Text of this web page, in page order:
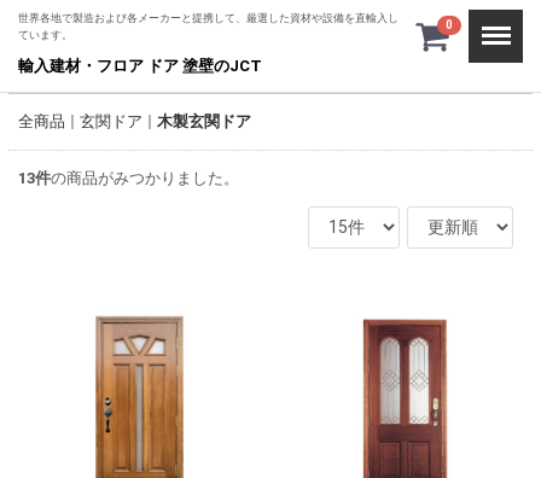
世界各地で製造および各メーカーと提携して、厳選した資材や設備を直輸入し
ています。
輸入建材・フロア ドア 塗壁のJCT
0
全商品 玄関ドア 木製玄関ドア
13件の商品がみつかりました。